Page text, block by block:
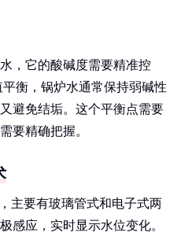
，它的酸碱度需要精准控
衡，锅炉水通常保持弱碱性
避免结垢。这个平衡点需要
要精确把握。
主要有玻璃管式和电子式两
感应，实时显示水位变化。